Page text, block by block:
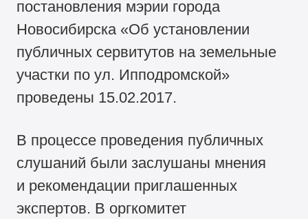
постановления мэрии города
Новосибирска «Об установлении
публичных сервитутов на земельные
участки по ул. Ипподромской»
проведены 15.02.2017.
В процессе проведения публичных
слушаний были заслушаны мнения
и рекомендации приглашенных
экспертов. В оргкомитет